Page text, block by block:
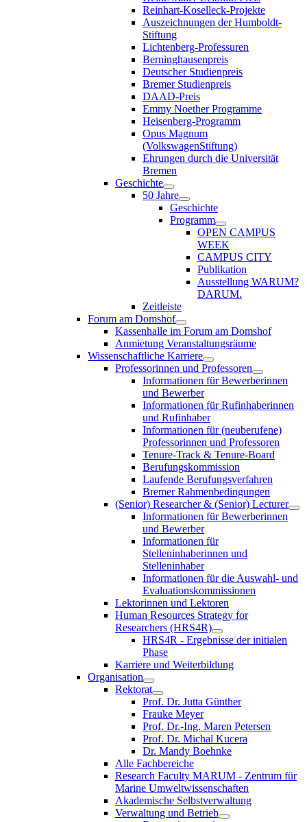
Reinhart-Koselleck-Projekte
Auszeichnungen der Humboldt-
Stiftung
Lichtenberg-Professuren
Berninghausenpreis
Deutscher Studienpreis
Bremer Studienpreis
DAAD-Preis
Emmy Noether Programme
Heisenberg-Programm
Opus Magnum
(VolkswagenStiftung)
Ehrungen durch die Universität
Bremen
Geschichte
50 Jahre
Geschichte
Programm
OPEN CAMPUS
WEEK
CAMPUS CITY
Publikation
Ausstellung WARUM?
DARUM.
Zeitleiste
Forum am Domshof
Kassenhalle im Forum am Domshof
Anmietung Veranstaltungsräume
Wissenschaftliche Karriere
Professorinnen und Professoren
Informationen für Bewerberinnen
und Bewerber
Informationen für Rufinhaberinnen
und Rufinhaber
Informationen für (neuberufene)
Professorinnen und Professoren
Tenure-Track & Tenure-Board
Berufungskommission
Laufende Berufungsverfahren
Bremer Rahmenbedingungen
(Senior) Researcher & (Senior) Lecturer
Informationen für Bewerberinnen
und Bewerber
Informationen für
Stelleninhaberinnen und
Stelleninhaber
Informationen für die Auswahl- und
Evaluationskommissionen
Lektorinnen und Lektoren
Human Resources Strategy for
Researchers (HRS4R)
HRS4R - Ergebnisse der initialen
Phase
Karriere und Weiterbildung
Organisation
Rektorat
Prof. Dr. Jutta Günther
Frauke Meyer
Prof. Dr.-Ing. Maren Petersen
Prof. Dr. Michal Kucera
Dr. Mandy Boehnke
Alle Fachbereiche
Research Faculty MARUM - Zentrum für
Marine Umweltwissenschaften
Akademische Selbstverwaltung
Verwaltung und Betrieb